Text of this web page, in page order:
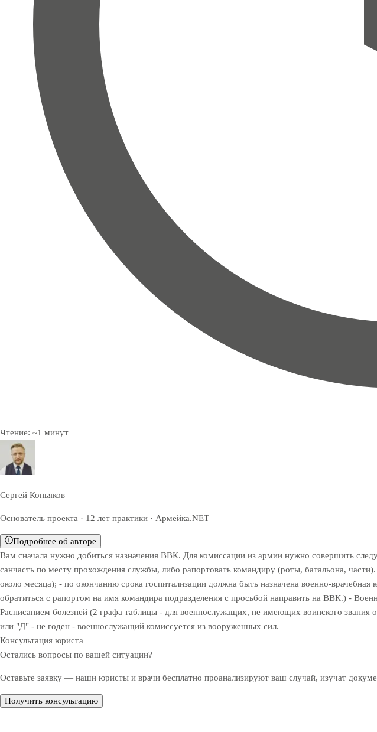
Чтение: ~1 минут
Сергей Коньяков
Основатель проекта · 12 лет практики · Армейка.NET
Подробнее об авторе
Вам сначала нужно добиться назначения ВВК. Для комиссации из армии нужно совершить
санчасть по месту прохождения службы, либо рапортовать командиру (роты, батальона,
около месяца); - по окончанию срока госпитализации должна быть назначена военно-
обратиться с рапортом на имя командира подразделения с просьбой направить на ВВК.) -
Расписанием болезней (2 графа таблицы - для военнослужащих, не имеющих воинского
или "Д" - не годен - военнослужащий комиссуется из вооруженных сил.
Консультация юриста
Остались вопросы по вашей ситуации?
Оставьте заявку — наши юристы и врачи бесплатно проанализируют ваш случай, изучат
Получить консультацию